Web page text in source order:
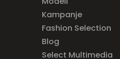
Kampanje
Fashion Selection
Blog
Select Multimedia